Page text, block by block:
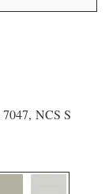
NCS S